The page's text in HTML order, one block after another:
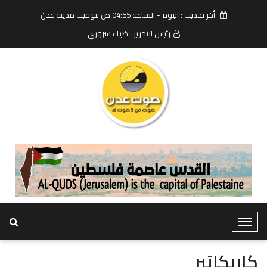
أخر تحديث : اليوم - الساعة 04:55 ص بتوقيت مدينة عدن
رئيس التحرير : ضياء سروري
T
o
g